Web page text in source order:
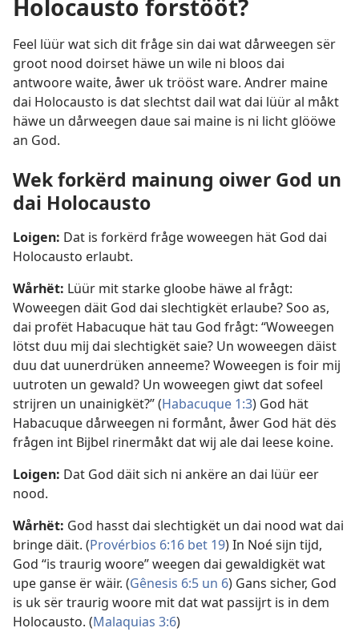
Holocausto forstööt?
Feel lüür wat sich dit fråge sin dai wat dårweegen sër
groot nood doirset häwe un wile ni bloos dai
antwoore waite, åwer uk trööst ware. Andrer maine
dai Holocausto is dat slechtst dail wat dai lüür al måkt
häwe un dårweegen daue sai maine is ni licht glööwe
an God.
Wek forkërd mainung oiwer God un
dai Holocausto
Loigen: Dat is forkërd fråge woweegen hät God dai
Holocausto erlaubt.
Wårhët: Lüür mit starke gloobe häwe al frågt:
Woweegen däit God dai slechtigkët erlaube? Soo as,
dai profët Habacuque hät tau God frågt: “Woweegen
lötst duu mij dai slechtigkët saie? Un woweegen däist
duu dat uunerdrüken anneeme? Woweegen is foir mij
uutroten un gewald? Un woweegen giwt dat sofeel
strijren un unainigkët?” (Habacuque 1:3) God hät
Habacuque dårweegen ni formånt, åwer God hät dës
frågen int Bijbel rinermåkt dat wij ale dai leese koine.
Loigen: Dat God däit sich ni ankëre an dai lüür eer
nood.
Wårhët: God hasst dai slechtigkët un dai nood wat dai
bringe däit. (Provérbios 6:16 bet 19) In Noé sijn tijd,
God “is traurig woore” weegen dai gewaldigkët wat
upe ganse ër wäir. (Gênesis 6:5 un 6) Gans sicher, God
is uk sër traurig woore mit dat wat passijrt is in dem
Holocausto. (Malaquias 3:6)